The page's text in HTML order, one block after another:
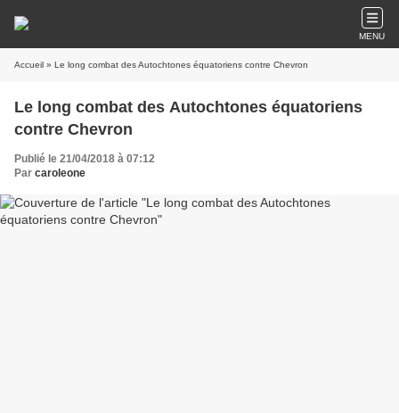
MENU
Accueil » Le long combat des Autochtones équatoriens contre Chevron
Le long combat des Autochtones équatoriens
contre Chevron
Publié le 21/04/2018 à 07:12
Par caroleone